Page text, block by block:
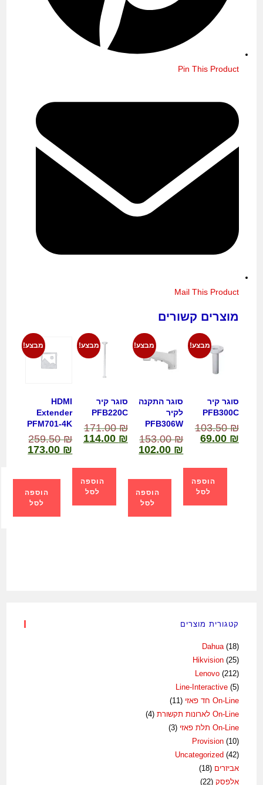
Pin This Product
Mail This Product
מוצרים קשורים
מבצע!
סוגר קיר
PFB300C
103.50₪
69.00 ₪
הוספה
לסל
מבצע!
סוגר התקנה
לקיר
PFB306W
153.00₪
102.00 ₪
הוספה
לסל
מבצע!
סוגר קיר
PFB220C
171.00₪
114.00 ₪
הוספה
לסל
מבצע!
HDMI
Extender
PFM701-4K
259.50₪
173.00 ₪
הוספה
לסל
קטגורית מוצרים
Dahua (18)
Hikvision (25)
Lenovo (212)
Line-Interactive (5)
On-Line חד פאזי
(11)
On-Line לארונות תקשורת
(4)
On-Line תלת פאזי
(3)
Provision (10)
Uncategorized (42)
אביזרים (18)
אלפסק (22)